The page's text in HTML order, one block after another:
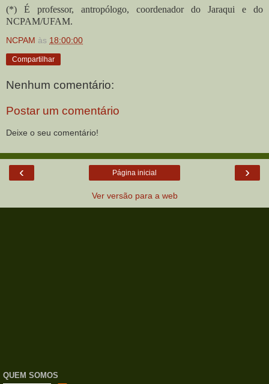
(*) É professor, antropólogo, coordenador do Jaraqui e do
NCPAM/UFAM.
NCPAM às 18:00:00
Compartilhar
Nenhum comentário:
Postar um comentário
Deixe o seu comentário!
‹ ›
Página inicial
Ver versão para a web
QUEM SOMOS